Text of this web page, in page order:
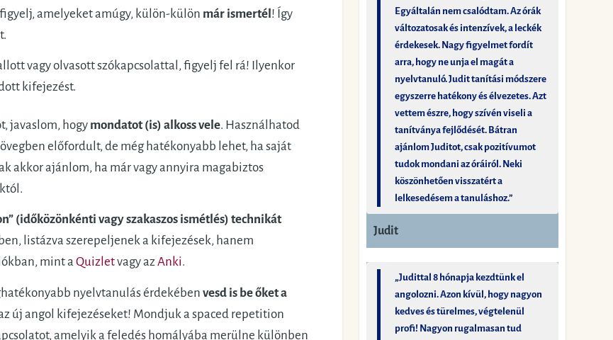
amelyeket amúgy, külön-külön már ismertél! Így
vagy olvasott szókapcsolattal, figyelj fel rá! Ilyenkor
kifejezést.
javaslom, hogy mondatot (is) alkoss vele. Használhatod
előfordult, de még hatékonyabb lehet, ha saját
akkor ajánlom, ha már vagy annyira magabiztos
(időközönkénti vagy szakaszos ismétlés) technikát
listázva szerepeljenek a kifejezések, hanem
mint a Quizletvagy azAnki.
nyelvtanulás érdekében vesd is be őket a
új angol kifejezéseket! Mondjuk a spaced repetition
amelyik a feledés homályába merülne különben
Egyáltalán nem csalódtam. Az órák
változatosak és intenzívek, a leckék
érdekesek. Nagy figyelmet fordít
arra, hogy ne unja el magát a
nyelvtanuló. Judit tanítási módszere
egyszerre hatékony és élvezetes. Azt
vettem észre, hogy szívén viseli a
tanítványa fejlődését. Bátran
ajánlom Juditot, csak pozitívumot
tudok mondani az óráiról. Neki
köszönhetően visszatért a
lelkesedésem a tanuláshoz.”
Judit
„Judittal 8 hónapja kezdtünk el
angolozni. Azon kívül, hogy nagyon
kedves és türelmes, végtelenül
profi! Nagyon rugalmasan tud